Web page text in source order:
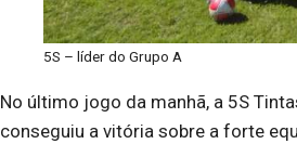
5S – líder do Grupo A
No último jogo da manhã, a 5S
conseguiu a vitória sobre a forte